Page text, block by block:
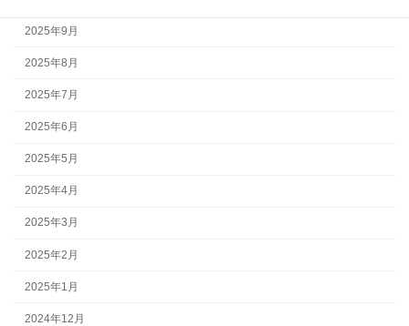
2025年9月
2025年8月
2025年7月
2025年6月
2025年5月
2025年4月
2025年3月
2025年2月
2025年1月
2024年12月